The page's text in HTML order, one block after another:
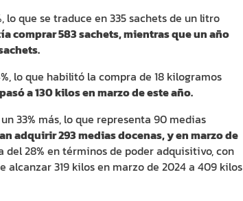
lo que se traduce en 335 sachets de un litro
comprar 583 sachets, mientras que un año
lo que habilitó la compra de 18 kilogramos
a 130 kilos en marzo de este año.
33% más, lo que representa 90 medias
adquirir 293 medias docenas, y en marzo de
del 28% en términos de poder adquisitivo, con
319 kilos en marzo de 2024 a 409 kilos